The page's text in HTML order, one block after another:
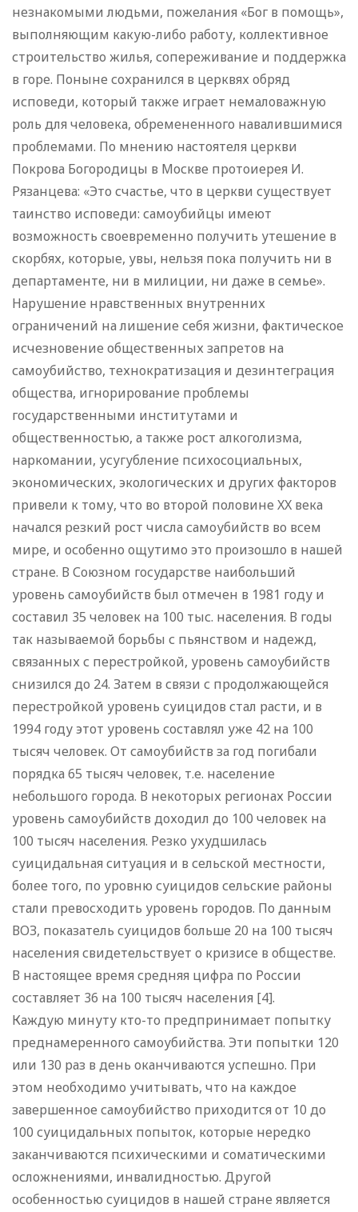
незнакомыми людьми, пожелания «Бог в помощь»,
выполняющим какую-либо работу, коллективное
строительство жилья, сопереживание и поддержка
в горе. Поныне сохранился в церквях обряд
исповеди, который также играет немаловажную
роль для человека, обремененного навалившимися
проблемами. По мнению настоятеля церкви
Покрова Богородицы в Москве протоиерея И.
Рязанцева: «Это счастье, что в церкви существует
таинство исповеди: самоубийцы имеют
возможность своевременно получить утешение в
скорбях, которые, увы, нельзя пока получить ни в
департаменте, ни в милиции, ни даже в семье».
Нарушение нравственных внутренних
ограничений на лишение себя жизни, фактическое
исчезновение общественных запретов на
самоубийство, технократизация и дезинтеграция
общества, игнорирование проблемы
государственными институтами и
общественностью, а также рост алкоголизма,
наркомании, усугубление психосоциальных,
экономических, экологических и других факторов
привели к тому, что во второй половине XX века
начался резкий рост числа самоубийств во всем
мире, и особенно ощутимо это произошло в нашей
стране. В Союзном государстве наибольший
уровень самоубийств был отмечен в 1981 году и
составил 35 человек на 100 тыс. населения. В годы
так называемой борьбы с пьянством и надежд,
связанных с перестройкой, уровень самоубийств
снизился до 24. Затем в связи с продолжающейся
перестройкой уровень суицидов стал расти, и в
1994 году этот уровень составлял уже 42 на 100
тысяч человек. От самоубийств за год погибали
порядка 65 тысяч человек, т.е. население
небольшого города. В некоторых регионах России
уровень самоубийств доходил до 100 человек на
100 тысяч населения. Резко ухудшилась
суицидальная ситуация и в сельской местности,
более того, по уровню суицидов сельские районы
стали превосходить уровень городов. По данным
ВОЗ, показатель суицидов больше 20 на 100 тысяч
населения свидетельствует о кризисе в обществе.
В настоящее время средняя цифра по России
составляет 36 на 100 тысяч населения [4].
Каждую минуту кто-то предпринимает попытку
преднамеренного самоубийства. Эти попытки 120
или 130 раз в день оканчиваются успешно. При
этом необходимо учитывать, что на каждое
завершенное самоубийство приходится от 10 до
100 суицидальных попыток, которые нередко
заканчиваются психическими и соматическими
осложнениями, инвалидностью. Другой
особенностью суицидов в нашей стране является